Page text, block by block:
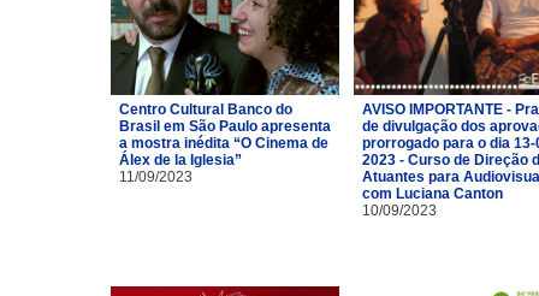
Centro Cultural Banco do
Brasil em São Paulo apresenta
a mostra inédita “O Cinema de
Álex de la Iglesia”
11/09/2023
AVISO IMPORTANTE -
de divulgação dos
prorrogado para o dia 13-
2023 - Curso de Direção
Atuantes para
com Luciana Canton
10/09/2023